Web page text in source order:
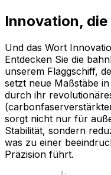
Innovation,
Und das Wort
Entdecken Sie die
unserem Flaggschiff,
setzt neue Maßstäbe
durch ihr
sorgt nicht nur für
Stabilität, sondern
was zu einer
Präzision führt.